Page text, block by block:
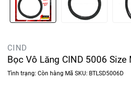
CIND
Bọc Vô Lăng CIND 5006
Tình trạng: Còn hàng Mã SKU: BTLSD5006D